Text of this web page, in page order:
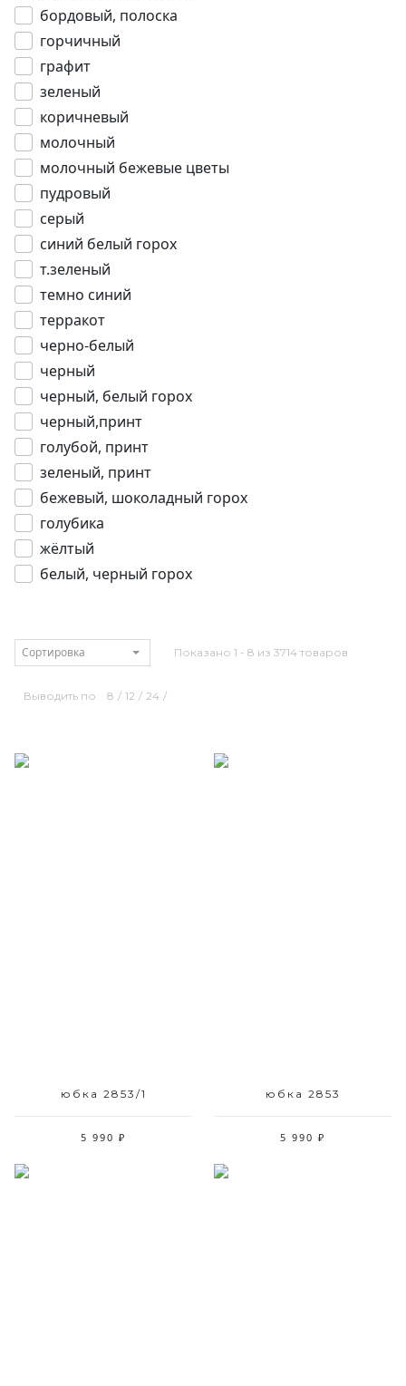
бордовый, полоска
горчичный
графит
зеленый
коричневый
молочный
молочный бежевые цветы
пудровый
серый
синий белый горох
т.зеленый
темно синий
терракот
черно-белый
черный
черный, белый горох
черный,принт
голубой, принт
зеленый, принт
бежевый, шоколадный горох
голубика
жёлтый
белый, черный горох
Сортировка Показано 1 - 8 из 3714 товаров
Выводить по 8 / 12 / 24 /
юбка 2853/1
5 990 ₽
юбка 2853
5 990 ₽